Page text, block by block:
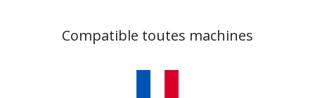
Compatible toutes machines